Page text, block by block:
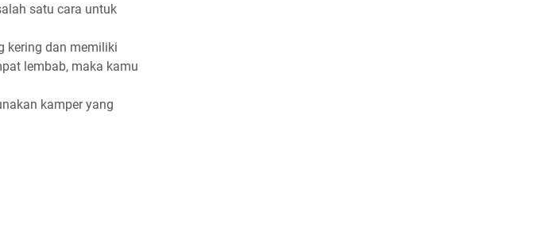
satu cara untuk
kering dan memiliki
lembab, maka kamu
kamper yang